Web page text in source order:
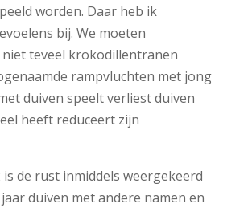
worden. Daar heb ik
bij. We moeten
teveel krokodillentranen
rampvluchten met jong
duiven speelt verliest duiven
heeft reduceert zijn
is de rust inmiddels weergekeerd
duiven met andere namen en